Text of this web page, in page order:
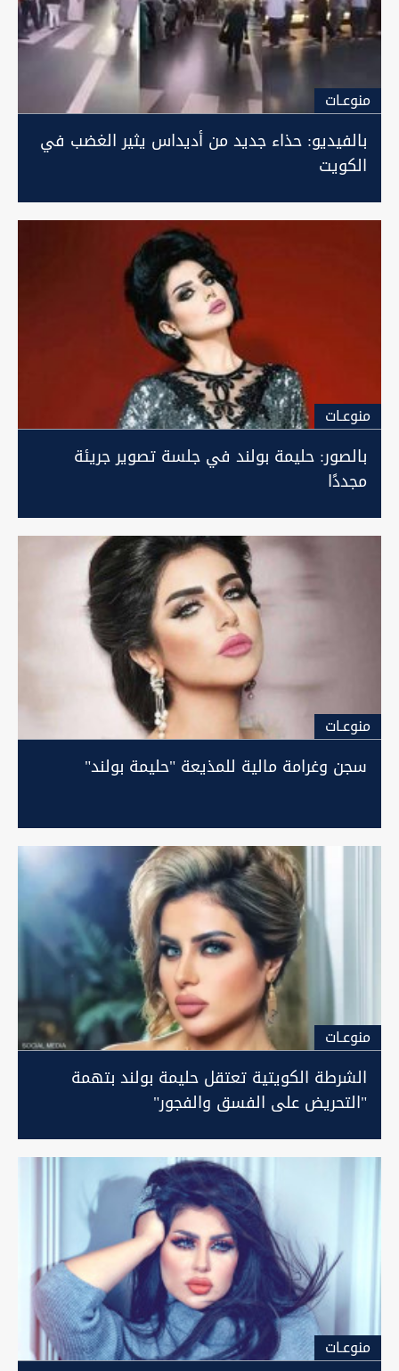
منوعـات
بالفيديو: حذاء جديد من أديداس يثير الغضب في
الكويت
منوعـات
بالصور: حليمة بولند في جلسة تصوير جريئة
مجددًا
منوعـات
سجن وغرامة مالية للمذيعة "حليمة بولند"
منوعـات
الشرطة الكويتية تعتقل حليمة بولند بتهمة
"التحريض على الفسق والفجور"
منوعـات